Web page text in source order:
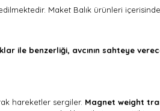
Maket Balık ürünleri içerisinde
ile benzerliği, avcının sahteye
hareketler sergiler. Magnet weight